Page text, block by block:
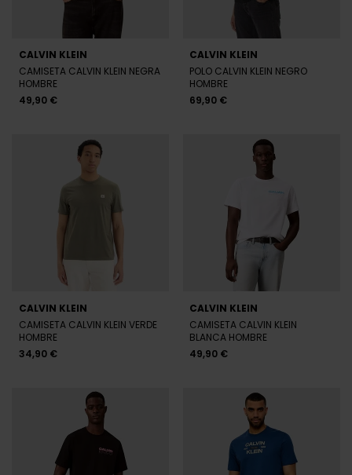
CALVIN KLEIN
CAMISETA CALVIN KLEIN NEGRA
HOMBRE
49,90 €
CALVIN KLEIN
POLO CALVIN KLEIN NEGRO
HOMBRE
69,90 €
CALVIN KLEIN
CAMISETA CALVIN KLEIN VERDE
HOMBRE
34,90 €
CALVIN KLEIN
CAMISETA CALVIN KLEIN
BLANCA HOMBRE
49,90 €